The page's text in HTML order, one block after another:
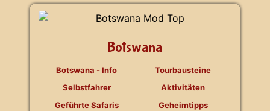
Botswana
Botswana - Info
Selbstfahrer
Geführte Safaris
Tourbausteine
Aktivitäten
Geheimtipps